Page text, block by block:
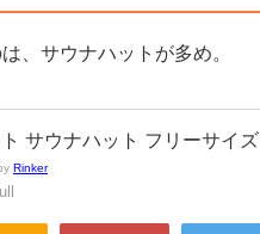
、サウナハットが多め。
サウナハット フリーサイズ
Rinker